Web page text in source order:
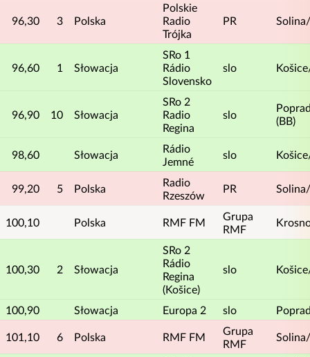
96,30 3 Polska
Polskie
Radio
Trójka
PR
96,60 1 Słowacja
SRo 1
Rádio
Slovensko
slo
96,90 10 Słowacja
SRo 2
Radio
Regina
slo
(BB)
98,60 Słowacja
Rádio
Jemné
slo
99,20 5 Polska
Radio
Rzeszów
PR
100,10 Polska RMF FM
Grupa
RMF
100,30 2 Słowacja
SRo 2
Rádio
Regina
(Košice)
slo
100,90 Słowacja Europa 2 slo
101,10 6 Polska RMF FM
Grupa
RMF